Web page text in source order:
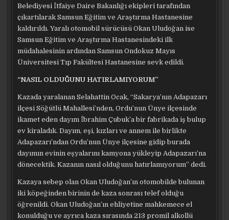
Belediyesi İtfaiye Daire Bakanlığı ekipleri tarafından
çıkartılarak Samsun Eğitim ve Araştırma Hastanesine
kaldırıldı. Yaralı otomobil sürücüsü Okan Uludoğan ise
Samsun Eğitim ve Araştırma Hastanesindeki ilk
müdahalesinin ardından Samsun Ondokuz Mayıs
Üniversitesi Tıp Fakültesi Hastanesine sevk edildi.
“NASIL OLDUĞUNU HATIRLAMIYORUM”
Kazada yaralanan Selahattin Ocak, “Sakarya’nın Adapazarı
ilçesi Söğütlü Mahallesi’nden, Ordu’nun Ünye ilçesinde
ikamet eden dayım İbrahim Çubuk’a bir fabrikada iş bulup
ev kiraladık. Dayım, eşi, kızları ve annem ile birlikte
Adapazarı’ndan Ordu’nun Ünye ilçesine gidip burada
dayımın evinin eşyalarını kamyona yükleyip Adapazarı’na
dönecektik. Kazanın nasıl olduğunu hatırlamıyorum” dedi.
Kazaya sebep olan Okan Uludoğan’ın otomobilde bulunan
iki köpeğinden birinin de kaza sonrası telef olduğu
öğrenildi. Okan Uludoğan’ın ehliyetine mahkemece el
konulduğu ve ayrıca kaza sırasında 213 promil alkollü